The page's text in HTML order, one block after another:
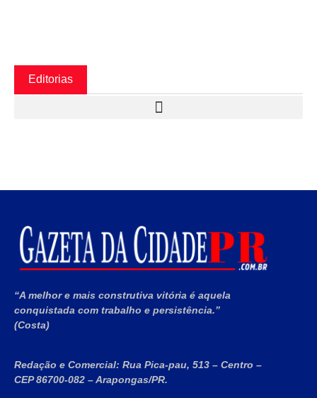
Editorias
“A melhor e mais construtiva vitória é aquela
conquistada com trabalho e persistência.”
(Costa)
Redação e Comercial: Rua Pica-pau, 513 – Centro –
CEP 86700-082 – Arapongas/PR.